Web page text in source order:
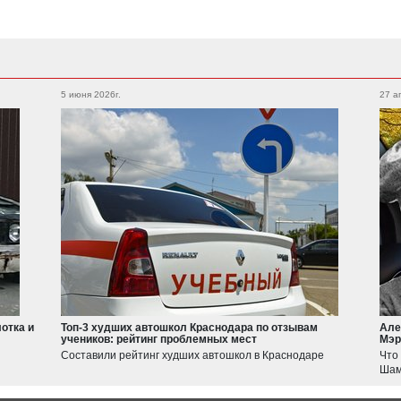
Legacy
XV
Outback
Forester
WRX
BRZ
Suzuki
Jimny
Swift
Geely
Emgrand
Atlas
Haval
и
5 июня 2026г.
Топ-3 худших автошкол Краснодара по отзывам
учеников: рейтинг проблемных мест
Составили рейтинг худших автошкол в Краснодаре
27
Что